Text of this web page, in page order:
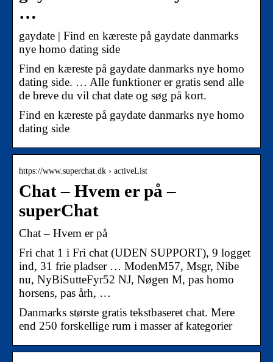
…
gaydate | Find en kæreste på gaydate danmarks
nye homo dating side
Find en kæreste på gaydate danmarks nye homo
dating side. … Alle funktioner er gratis send alle
de breve du vil chat date og søg på kort.
Find en kæreste på gaydate danmarks nye homo
dating side
https://www.superchat.dk › activeList
Chat – Hvem er på –
superChat
Chat – Hvem er på
Fri chat 1 i Fri chat (UDEN SUPPORT), 9 logget
ind, 31 frie pladser … ModenM57, Msgr, Nibe
nu, NyBiSutteFyr52 NJ, Nøgen M, pas homo
horsens, pas årh, …
Danmarks største gratis tekstbaseret chat. Mere
end 250 forskellige rum i masser af kategorier